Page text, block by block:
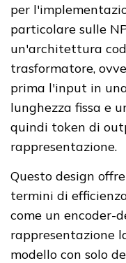
per
particolare sulle
un'architettura
trasformatore,
prima l'input in
lunghezza fissa e
quindi token di
rappresentazione.
Questo design
termini di
come un encoder-
rappresentazione
modello con solo